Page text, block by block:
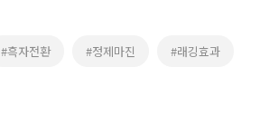
#흑자전환 #정제마진 #래깅효과